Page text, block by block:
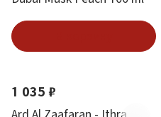
1 035 ₽
Ard Al Zaafaran - Ithra